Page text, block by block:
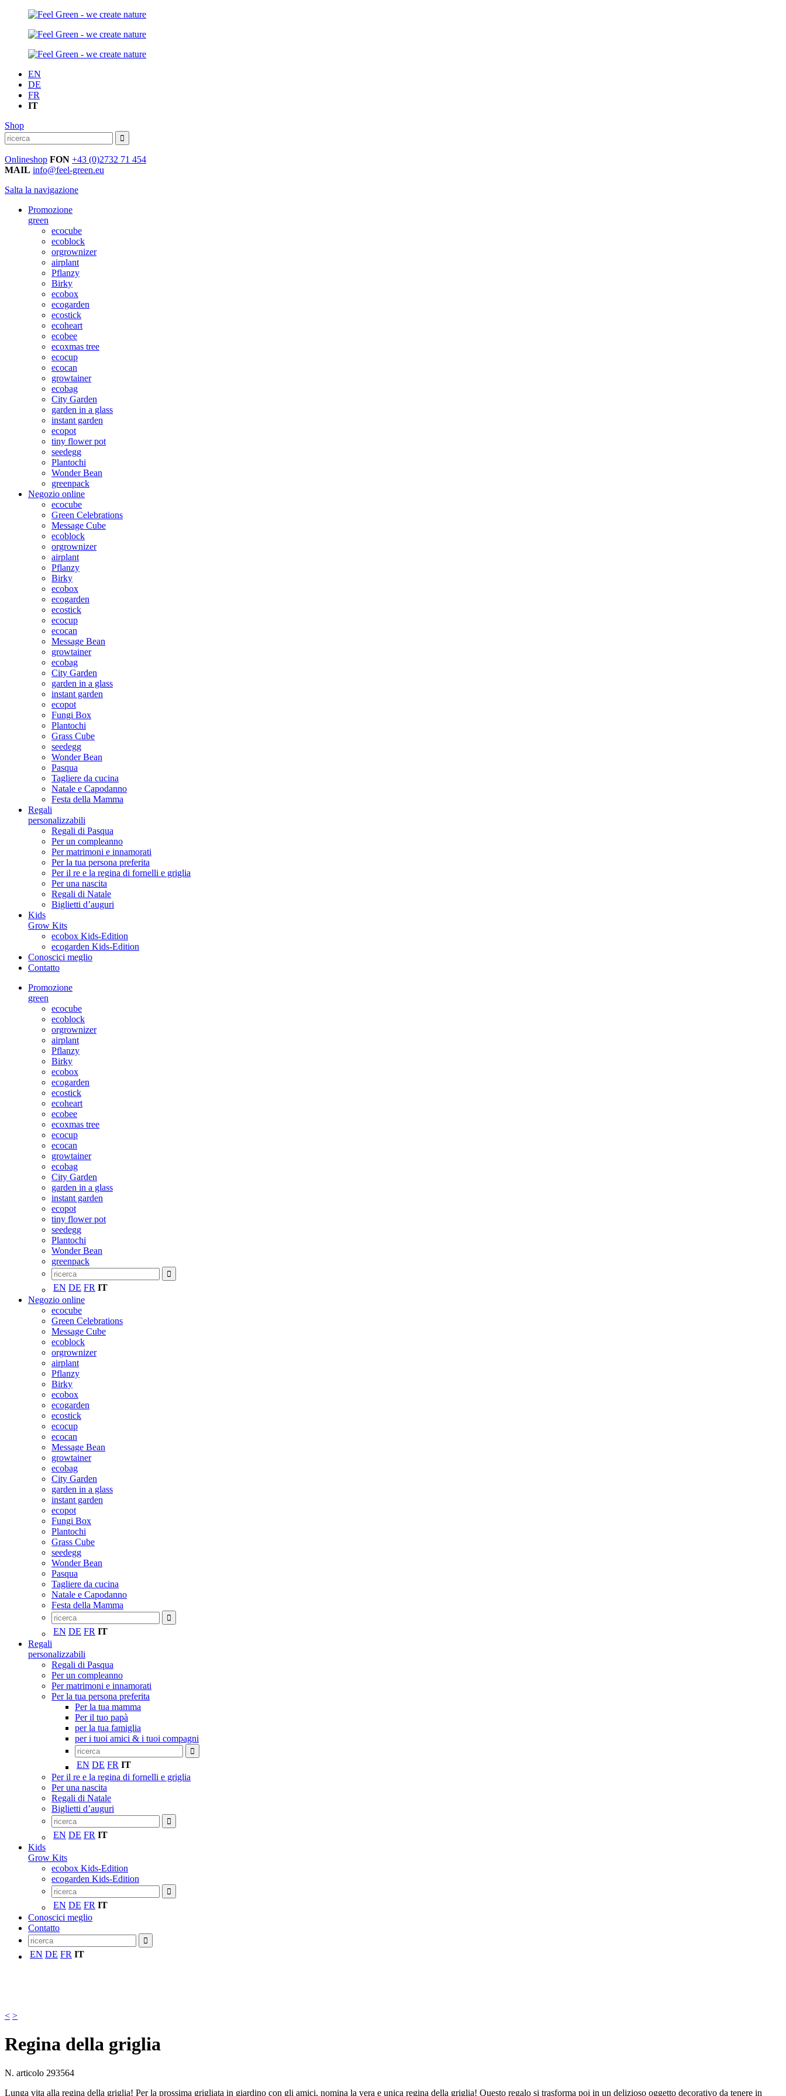
EN
DE
FR
IT
Shop
Onlineshop FON +43 (0)2732 71 454
MAIL info@feel-green.eu
Salta la navigazione
Promozione
green
ecocube
ecoblock
orgrownizer
airplant
Pflanzy
Birky
ecobox
ecogarden
ecostick
ecoheart
ecobee
ecoxmas tree
ecocup
ecocan
growtainer
ecobag
City Garden
garden in a glass
instant garden
ecopot
tiny flower pot
seedegg
Plantochi
Wonder Bean
greenpack
Negozio online
ecocube
Green Celebrations
Message Cube
ecoblock
orgrownizer
airplant
Pflanzy
Birky
ecobox
ecogarden
ecostick
ecocup
ecocan
Message Bean
growtainer
ecobag
City Garden
garden in a glass
instant garden
ecopot
Fungi Box
Plantochi
Grass Cube
seedegg
Wonder Bean
Pasqua
Tagliere da cucina
Natale e Capodanno
Festa della Mamma
Regali
personalizzabili
Regali di Pasqua
Per un compleanno
Per matrimoni e innamorati
Per la tua persona preferita
Per il re e la regina di fornelli e griglia
Per una nascita
Regali di Natale
Biglietti d’auguri
Kids
Grow Kits
ecobox Kids-Edition
ecogarden Kids-Edition
Conoscici meglio
Contatto
Promozione
green
ecocube
ecoblock
orgrownizer
airplant
Pflanzy
Birky
ecobox
ecogarden
ecostick
ecoheart
ecobee
ecoxmas tree
ecocup
ecocan
growtainer
ecobag
City Garden
garden in a glass
instant garden
ecopot
tiny flower pot
seedegg
Plantochi
Wonder Bean
greenpack
EN DE FR IT
Negozio online
ecocube
Green Celebrations
Message Cube
ecoblock
orgrownizer
airplant
Pflanzy
Birky
ecobox
ecogarden
ecostick
ecocup
ecocan
Message Bean
growtainer
ecobag
City Garden
garden in a glass
instant garden
ecopot
Fungi Box
Plantochi
Grass Cube
seedegg
Wonder Bean
Pasqua
Tagliere da cucina
Natale e Capodanno
Festa della Mamma
EN DE FR IT
Regali
personalizzabili
Regali di Pasqua
Per un compleanno
Per matrimoni e innamorati
Per la tua persona preferita
Per la tua mamma
Per il tuo papà
per la tua famiglia
per i tuoi amici & i tuoi compagni
EN DE FR IT
Per il re e la regina di fornelli e griglia
Per una nascita
Regali di Natale
Biglietti d’auguri
EN DE FR IT
Kids
Grow Kits
ecobox Kids-Edition
ecogarden Kids-Edition
EN DE FR IT
Conoscici meglio
Contatto
EN DE FR IT
< >
Regina della griglia
N. articolo 293564
Lunga vita alla regina della griglia! Per la prossima grigliata in giardino con gli amici, nomina la vera e unica regina della griglia! Questo regalo si trasforma poi in un delizioso oggetto decorativo da tenere in